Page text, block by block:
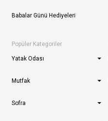
Babalar Günü Hediyeleri
Popüler Kategoriler
Yatak Odası
Mutfak
Sofra